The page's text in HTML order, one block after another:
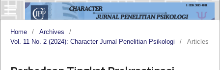
Home / Archives
/
Vol. 11 No. 2 (2024): Character Jurnal Penelitian Psikologi
/ Articles